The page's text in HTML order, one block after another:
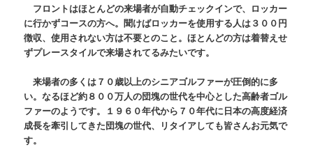
フロントはほとんどの来場者が自動チェックインで、ロッカー
に行かずコースの方へ。聞けばロッカーを使用する人は３００円
徴収、使用されない方は不要とのこと。ほとんどの方は着替えせ
ずプレースタイルで来場されてるみたいです。
来場者の多くは７０歳以上のシニアゴルファーが圧倒的に多
い。なるほど約８００万人の団塊の世代を中心とした高齢者ゴル
ファーのようです。１９６０年代から７０年代に日本の高度経済
成長を牽引してきた団塊の世代、リタイアしても皆さんお元気で
す。